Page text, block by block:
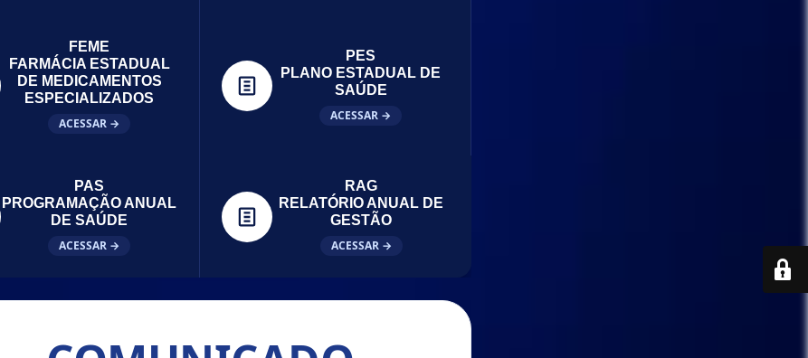
FEME
FARMÁCIA ESTADUAL
DE MEDICAMENTOS
ESPECIALIZADOS
ACESSAR →
PES
PLANO ESTADUAL DE
SAÚDE
ACESSAR →
PAS
PROGRAMAÇÃO ANUAL
DE SAÚDE
ACESSAR →
RAG
RELATÓRIO ANUAL DE
GESTÃO
ACESSAR →